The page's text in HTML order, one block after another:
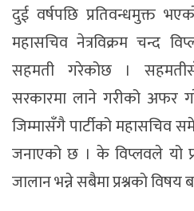
दुई वर्षपछि प्रतिवन्धमुक्त
महासचिव नेत्रविक्रम चन्द
सहमती गरेकोछ ।
सरकारमा लाने गरीको अफर
जिम्मासँगै पार्टीको महासचिव
जनाएको छ । के विप्लवले यो
जालान भन्ने सबैमा प्रश्नकाे विषय